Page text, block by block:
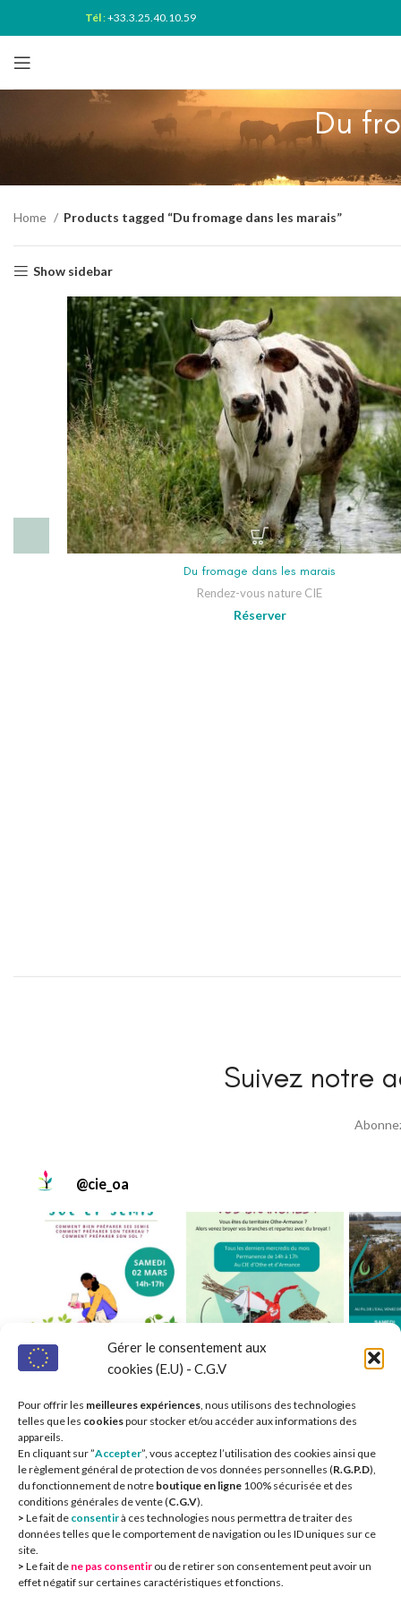
Gérer le consentement aux
cookies (E.U) - C.G.V
Pour offrir les meilleures expériences, nous utilisons des technologies
telles que les cookiespour stocker et/ou accéder aux informations des
appareils.
En cliquant sur ”Accepter”, vous acceptez l’utilisation des cookies ainsi que
le règlement général de protection de vos données personnelles (R.G.P.D),
du fonctionnement de notre boutique en ligne 100% sécurisée et des
conditions générales de vente (C.G.V).
> Le fait de consentirà ces technologies nous permettra de traiter des
données telles que le comportement de navigation ou les ID uniques sur ce
site.
> Le fait de ne pas consentir ou de retirer son consentement peut avoir un
effet négatif sur certaines caractéristiques et fonctions.
Tél:+33.3.25.40.10.59
Du
Home Products tagged “Du fromage dans les marais”
Show sidebar
Du fromage dans les marais
Rendez-vous nature CIE
Réserver
Suivez notre
@cie_oa
Nos